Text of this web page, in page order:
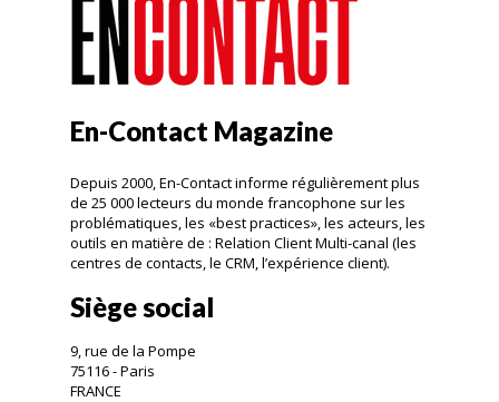
En-Contact Magazine
Depuis 2000, En-Contact informe régulièrement plus
de 25 000 lecteurs du monde francophone sur les
problématiques, les «best practices», les acteurs, les
outils en matière de : Relation Client Multi-canal (les
centres de contacts, le CRM, l’expérience client).
Siège social
9, rue de la Pompe
75116 - Paris
FRANCE